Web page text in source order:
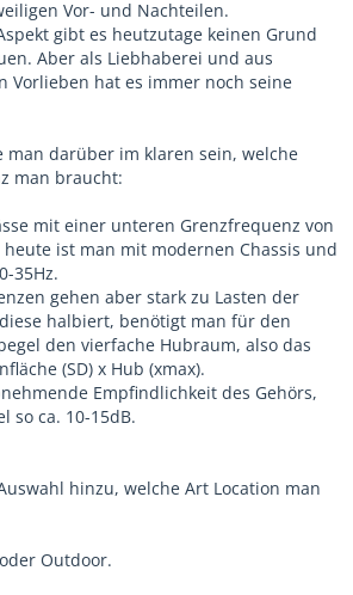
Vor- und Nachteilen.
gibt es heutzutage keinen Grund
Aber als Liebhaberei und aus
Vorlieben hat es immer noch seine
man darüber im klaren sein, welche
man braucht:
mit einer unteren Grenzfrequenz von
ist man mit modernen Chassis und
35Hz.
gehen aber stark zu Lasten der
halbiert, benötigt man für den
den vierfache Hubraum, also das
(SD) x Hub (xmax).
Empfindlichkeit des Gehörs,
so ca. 10-15dB.
hinzu, welche Art Location man
Outdoor.